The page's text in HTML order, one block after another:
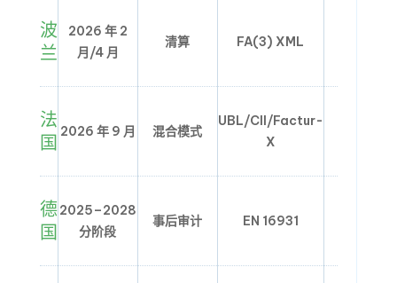
波
兰
2026 年 2
月/4 月
清算 FA(3) XML
法
国 2026 年 9 月 混合模式
UBL/CII/Factur-
X
德
国
2025–2028
分阶段
事后审计 EN 16931